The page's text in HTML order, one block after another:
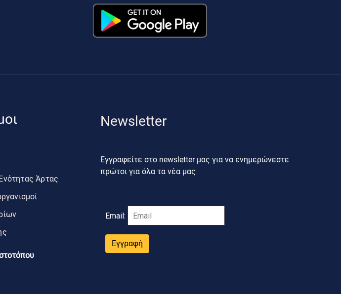
Άρτας
Newsletter
Εγγραφείτε στο newsletter μας για να ενημερώνεστε
πρώτοι για όλα τα νέα μας
Email:
Εγγραφή